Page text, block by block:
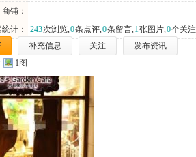
商铺：
计：
243次浏览,0条点评,0条留言, 1张图片,0个关注
补充信息 关注
发布资讯
1图